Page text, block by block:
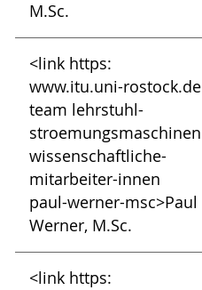
M.Sc.
<link https:
www.itu.uni-rostock.de
team lehrstuhl-
stroemungsmaschinen
wissenschaftliche-
mitarbeiter-innen
paul-werner-msc>Paul
Werner, M.Sc.
<link https: